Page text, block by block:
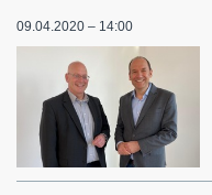
09.04.2020 – 14:00